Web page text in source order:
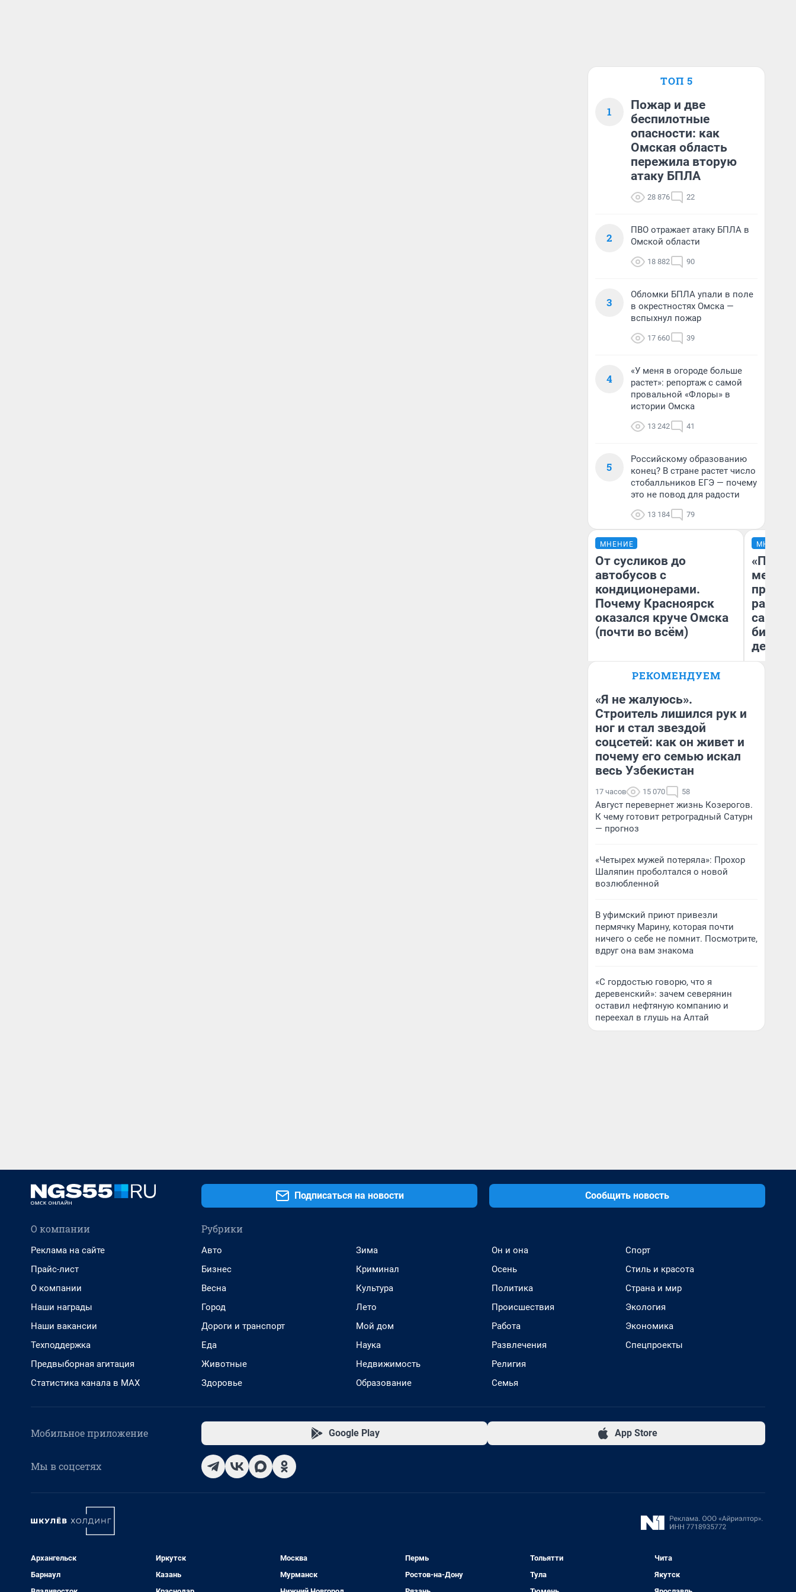
ТОП 5
1
Пожар и две
беспилотные
опасности: как
Омская область
пережила вторую
атаку БПЛА
28 876 22
2
ПВО отражает атаку БПЛА в
Омской области
18 882 90
3
Обломки БПЛА упали в поле
в окрестностях Омска —
вспыхнул пожар
17 660 39
4
«У меня в огороде больше
растет»: репортаж с самой
провальной «Флоры» в
истории Омска
13 242 41
5
Российскому образованию
конец? В стране растет число
стобалльников ЕГЭ — почему
это не повод для радости
13 184 79
МНЕНИЕ
От сусликов до
автобусов с
кондиционерами.
Почему Красноярск
оказался круче Омска
(почти во всём)
МНЕНИЕ
самом
РЕКОМЕНДУЕМ
«Я не жалуюсь».
Строитель лишился рук и
ног и стал звездой
соцсетей: как он живет и
почему его семью искал
весь Узбекистан
17 часов 15 070 58
Август перевернет жизнь Козерогов.
К чему готовит ретроградный Сатурн
— прогноз
«Четырех мужей потеряла»: Прохор
Шаляпин проболтался о новой
возлюбленной
В уфимский приют привезли
пермячку Марину, которая почти
ничего о себе не помнит. Посмотрите,
вдруг она вам знакома
«С гордостью говорю, что я
деревенский»: зачем северянин
оставил нефтяную компанию и
переехал в глушь на Алтай
Подписаться на новости Сообщить новость
О компании
Реклама на сайте
Прайс-лист
О компании
Наши награды
Наши вакансии
Техподдержка
Предвыборная агитация
Статистика канала в MAX
Рубрики
Авто
Бизнес
Весна
Город
Дороги и транспорт
Еда
Животные
Здоровье
Зима
Криминал
Культура
Лето
Мой дом
Наука
Недвижимость
Образование
Он и она
Осень
Политика
Происшествия
Работа
Развлечения
Религия
Семья
Спорт
Стиль и красота
Страна и мир
Экология
Экономика
Спецпроекты
Мобильное приложение Google Play App Store
Мы в соцсетях
Архангельск
Барнаул
Иркутск
Казань
Москва
Мурманск
Пермь
Ростов-на-Дону
Тольятти
Тула
Чита
Якутск